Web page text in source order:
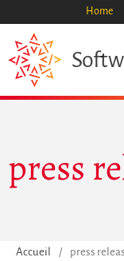
Home
Accueil / press
press